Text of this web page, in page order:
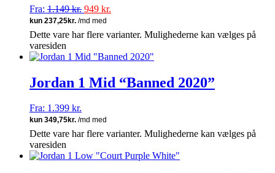
Fra: 1.149kr. 949 kr.
Dette vare har flere varianter. Mulighederne kan vælges på
varesiden
Jordan 1 Mid “Banned 2020”
Fra: 1.399 kr.
Dette vare har flere varianter. Mulighederne kan vælges på
varesiden